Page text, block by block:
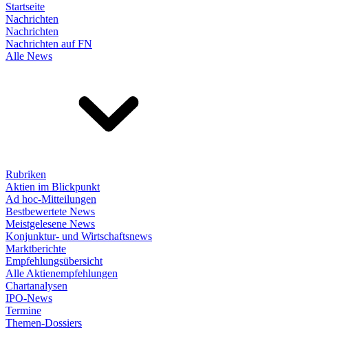
Startseite
Nachrichten
Nachrichten
Nachrichten auf FN
Alle News
Rubriken
Aktien im Blickpunkt
Ad hoc-Mitteilungen
Bestbewertete News
Meistgelesene News
Konjunktur- und Wirtschaftsnews
Marktberichte
Empfehlungsübersicht
Alle Aktienempfehlungen
Chartanalysen
IPO-News
Termine
Themen-Dossiers